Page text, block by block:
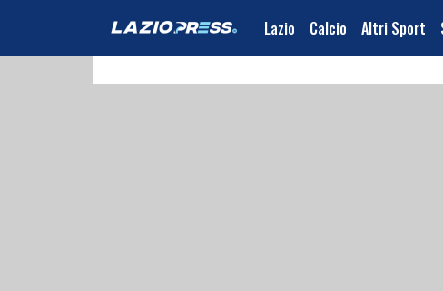
Lazio Calcio Altri Sport